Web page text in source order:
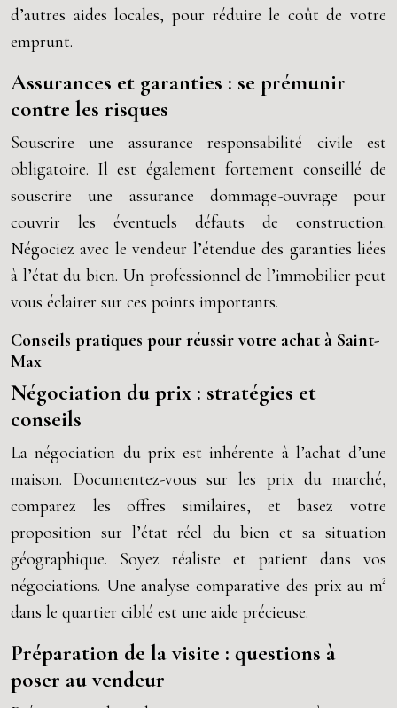
d’autres aides locales, pour réduire le coût de votre
emprunt.
Assurances et garanties : se prémunir
contre les risques
Souscrire une assurance responsabilité civile est
obligatoire. Il est également fortement conseillé de
souscrire une assurance dommage-ouvrage pour
couvrir les éventuels défauts de construction.
Négociez avec le vendeur l’étendue des garanties liées
à l’état du bien. Un professionnel de l’immobilier peut
vous éclairer sur ces points importants.
Conseils pratiques pour réussir votre achat à Saint-
Max
Négociation du prix : stratégies et
conseils
La négociation du prix est inhérente à l’achat d’une
maison. Documentez-vous sur les prix du marché,
comparez les offres similaires, et basez votre
proposition sur l’état réel du bien et sa situation
géographique. Soyez réaliste et patient dans vos
négociations. Une analyse comparative des prix au m²
dans le quartier ciblé est une aide précieuse.
Préparation de la visite : questions à
poser au vendeur